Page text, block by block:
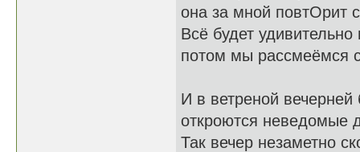
она за мной повтОрит
Всё будет удивительно
потом мы рассмеёмся
И в ветреной вечерней
откроются неведомые
Так вечер незаметно